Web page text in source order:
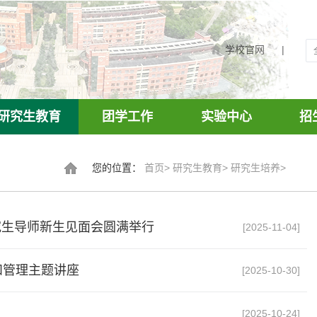
学校官网 |
究生教育 团学工作 实验中心 招
您的位置： 首页> 研究生教育> 研究生培养>
导师新生见面会圆满举行 [2025-11-04]
理主题讲座 [2025-10-30]
[2025-10-24]